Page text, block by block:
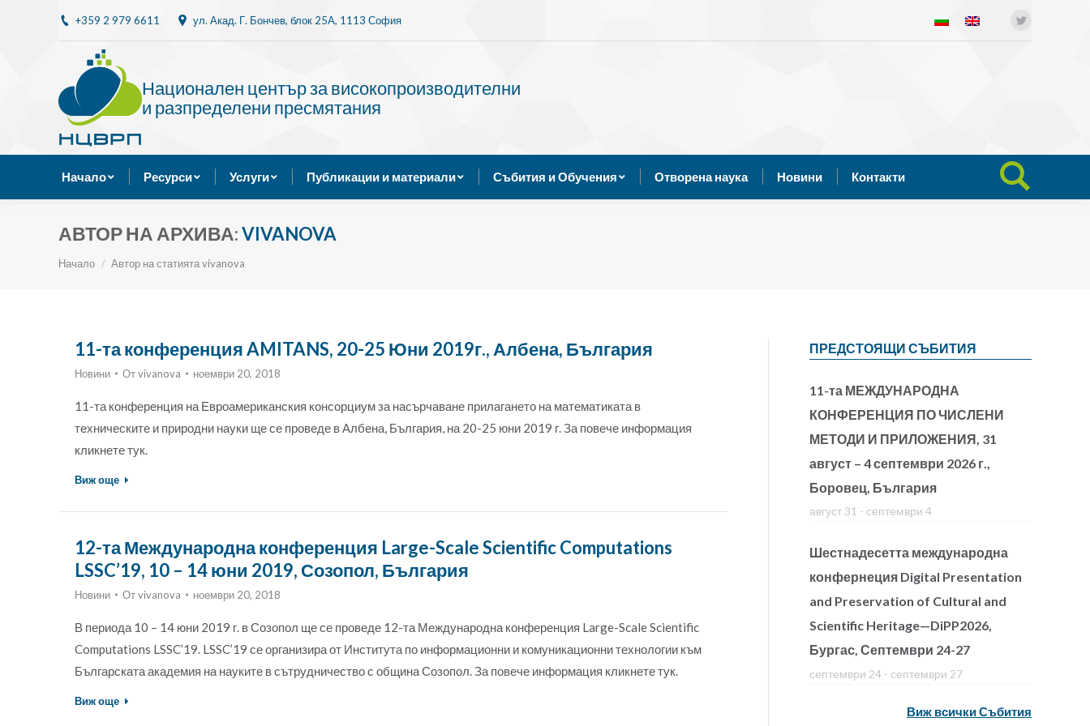
+359 2 979 6611 ул. Акад. Г. Бончев, блок 25A, 1113 София
Национален център за високопроизводителни
и разпределени пресмятания
Начало Ресурси Услуги Публикации и материали Събития и Обучения Отворена наука Новини Контакти Search:
АВТОР НА АРХИВА:VIVANOVA
Ти си тук:
Начало Автор на статията vivanova
11-та конференция AMITANS, 20-25 Юни 2019г., Албена, България
Новини Отvivanova ноември 20, 2018
11-та конференция на Евроамериканския консорциум за насърчаване прилагането на математиката в
техническите и природни науки ще се проведе в Албена, България, на 20-25 юни 2019 г. За повече информация
кликнете тук.
Виж още
12-та Международна конференция Large-Scale Scientific Computations
LSSC’19, 10 – 14 юни 2019, Созопол, България
Новини Отvivanova ноември 20, 2018
В периода 10 – 14 юни 2019 г. в Созопол ще се проведе 12-та Международна конференция Large-Scale Scientific
Computations LSSC’19. LSSC’19 се организира от Института по информационни и комуникационни технологии към
Българската академия на науките в сътрудничество с община Созопол. За повече информация кликнете тук.
Виж още
ПРЕДСТОЯЩИ СЪБИТИЯ
11-та МЕЖДУНАРОДНА
КОНФЕРЕНЦИЯ ПО ЧИСЛЕНИ
МЕТОДИ И ПРИЛОЖЕНИЯ, 31
август – 4 септември 2026 г.,
Боровец, България
август 31 - септември 4
Шестнадесетта международна
конфернеция Digital Presentation
and Preservation of Cultural and
Scientific Heritage—DiPP2026,
Бургас, Септември 24-27
септември 24 - септември 27
Виж всички Събития
Начало Ресурси Услуги Новини
Search: